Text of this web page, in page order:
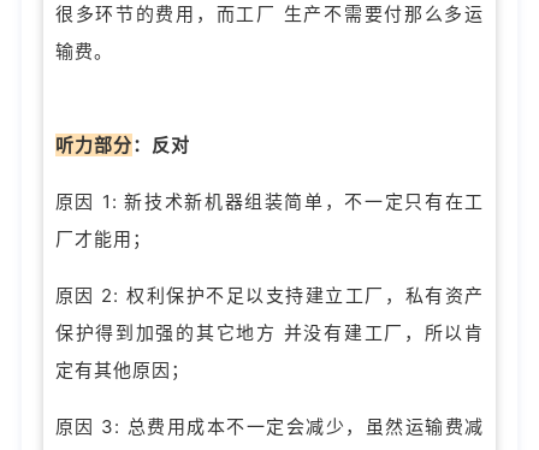
很多环节的费用，而工厂 生产不需要付那么多运
输费。
听力部分： 反对
原因 1: 新技术新机器组装简单，不一定只有在工
厂才能用；
原因 2: 权利保护不足以支持建立工厂，私有资产
保护得到加强的其它地方 并没有建工厂，所以肯
定有其他原因；
原因 3: 总费用成本不一定会减少，虽然运输费减